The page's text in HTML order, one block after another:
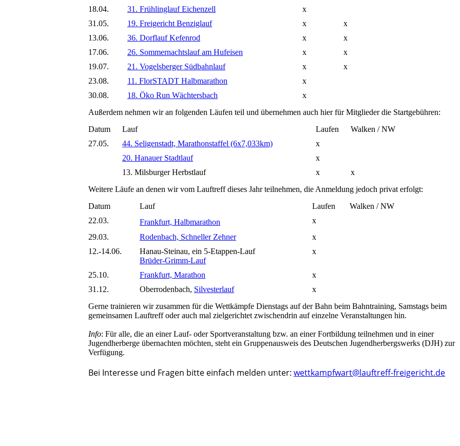
18.04.
31. Frühlinglauf Eichenzell
x
31.05.
19. Freigericht Benziglauf x
x
13.06.
36. Dorflauf Kefenrod x
x
17.06.
26. Sommernachtslauf am Hufeisen x
x
19.07.
21. Vogelsberger Südbahnlauf x
x
23.08.
11. FlorSTADT Halbmarathon
x
30.08.
18. Öko Run Wächtersbach
x
Außerdem nehmen wir an folgenden Läufen teil und übernehmen auch hier für Mitglieder die Startgebühren:
Datum
Lauf Laufen
Walken / NW
27.05.
44. Seligenstadt, Marathonstaffel (6x7,033km)
x
20. Hanauer Stadtlauf
x
13. Milsburger Herbstlauf
x
x
Weitere Läufe an denen wir vom Lauftreff dieses Jahr teilnehmen, die Anmeldung jedoch privat erfolgt:
Datum
Lauf Laufen
Walken / NW
22.03.
Frankfurt, Halbmarathon
x
29.03.
Rodenbach, Schneller Zehner
x
12.-14.06.
Hanau-Steinau, ein 5-Etappen-Lauf
Brüder-Grimm-Lauf
x
25.10. Frankfurt, Marathon
x
31.12.
Oberrodenbach, Silvesterlauf
x
Gerne trainieren wir zusammen für die Wettkämpfe Dienstags auf der Bahn beim Bahntraining, Samstags beim
gemeinsamen Lauftreff oder auch mal zielgerichtet zwischendrin auf einzelne Veranstaltungen hin.
Info: Für alle, die an einer Lauf- oder Sportveranstaltung bzw. an einer Fortbildung teilnehmen und in einer
Jugendherberge übernachten möchten, steht ein Gruppenausweis des Deutschen Jugendherbergswerks (DJH) zur
Verfügung.
Bei Interesse und Fragen bitte einfach melden unter: wettkampfwart@lauftreff-freigericht.de